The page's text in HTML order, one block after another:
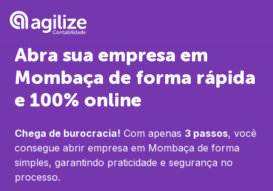
Abra sua empresa em
Mombaça de forma rápida
e 100% online
Chega de burocracia! Com apenas 3 passos, você
consegue abrir empresa em Mombaça de forma
simples, garantindo praticidade e segurança no
processo.